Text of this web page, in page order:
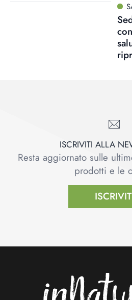
ISCRIVITI ALLA
Resta aggiornato sulle
prodotti e le